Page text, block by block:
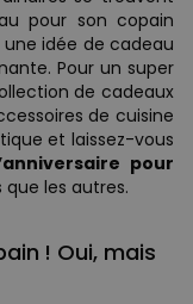
pour son copain
idée de cadeau
Pour un super
de cadeaux
de cuisine
et laissez-vous
pour
que les autres.
! Oui, mais